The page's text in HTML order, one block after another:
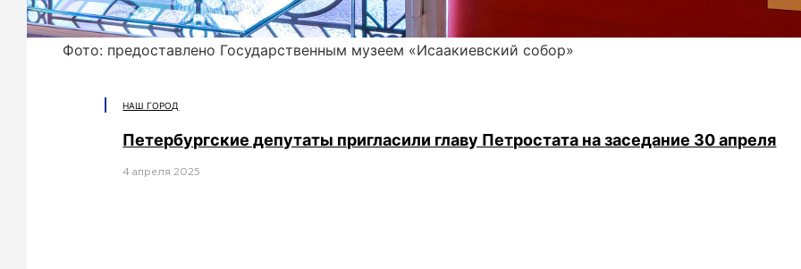
Фото: предоставлено Государственным музеем «Исаакиевский собор»
НАШ ГОРОД
Петербургские депутаты пригласили главу Петростата на заседание 30 апреля
4 апреля 2025